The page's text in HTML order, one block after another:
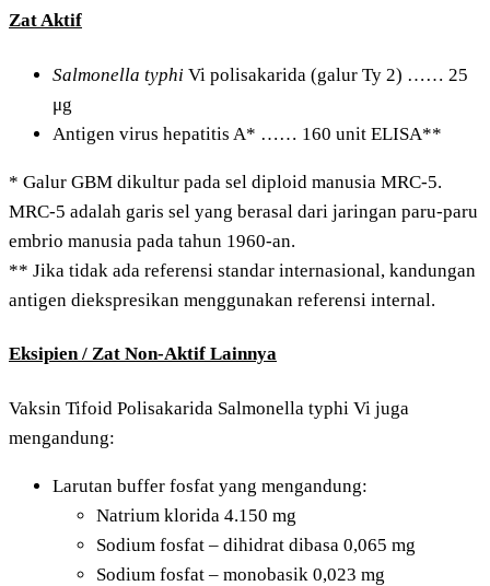
Zat Aktif
Salmonella typhi Vi polisakarida (galur Ty 2) …… 25
μg
Antigen virus hepatitis A* …… 160 unit ELISA**
* Galur GBM dikultur pada sel diploid manusia MRC-5.
MRC-5 adalah garis sel yang berasal dari jaringan paru-paru
embrio manusia pada tahun 1960-an.
** Jika tidak ada referensi standar internasional, kandungan
antigen diekspresikan menggunakan referensi internal.
Eksipien / Zat Non-Aktif Lainnya
Vaksin Tifoid Polisakarida Salmonella typhi Vi juga
mengandung:
Larutan buffer fosfat yang mengandung:
Natrium klorida 4.150 mg
Sodium fosfat – dihidrat dibasa 0,065 mg
Sodium fosfat – monobasik 0,023 mg